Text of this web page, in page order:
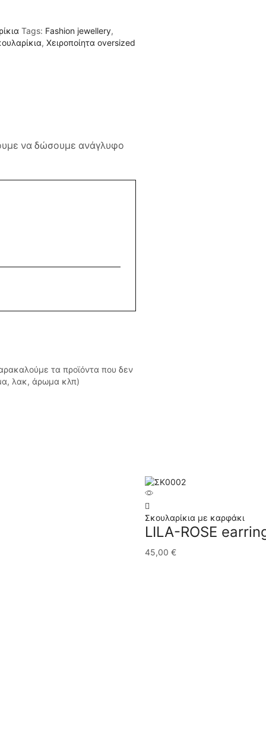
Tags: Fashion jewellery,
, Χειροποίητα oversized
να δώσουμε ανάγλυφο
τα προϊόντα που δεν
λακ, άρωμα κλπ)
Σκουλαρίκια με καρφάκι
LILA-ROSE
45,00 €